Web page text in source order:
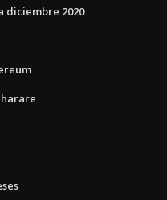
diciembre 2020